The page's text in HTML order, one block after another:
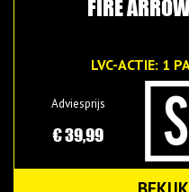
FIRE
LVC-ACTIE: 1
Adviesprijs
€ 39,99